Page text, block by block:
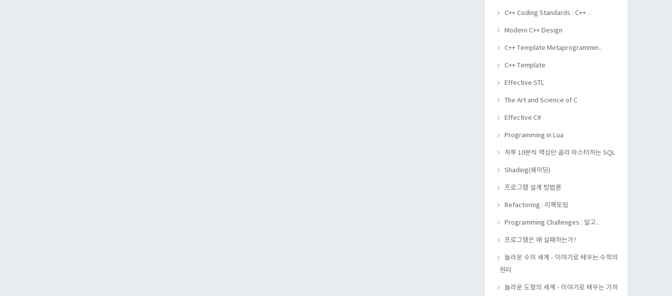
C++ Coding Standards : C++ ..
Modern C++ Design
C++ Template Metaprogrammin..
C++ Template
Effective STL
The Art and Science of C
Effective C#
Programming in Lua
하루 10분씩 핵심만 골라 마스터하는 SQL
Shading(쉐이딩)
프로그램 설계 방법론
Refactoring : 리팩토링
Programming Challenges : 알고..
프로그램은 왜 실패하는가?
놀라운 수의 세계 - 이야기로 배우는 수학의
원리
놀라운 도형의 세계 - 이야기로 배우는 기하